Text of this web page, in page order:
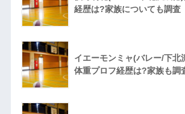
経歴は?家族についても調査
イエーモンミャ(バレー/下北
体重プロフ経歴は?家族も調